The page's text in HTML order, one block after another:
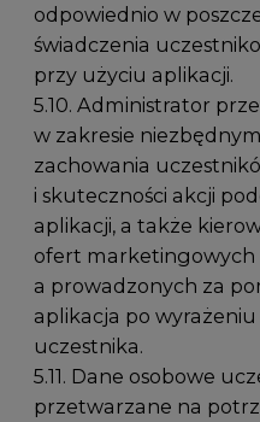
odpowiednio w
świadczenia
przy użyciu aplikacji.
5.10. Administrator
w zakresie
zachowania
i skuteczności akcji
aplikacji, a także
ofert marketingowych
a prowadzonych za
aplikacja po
uczestnika.
5.11. Dane osobowe
przetwarzane na